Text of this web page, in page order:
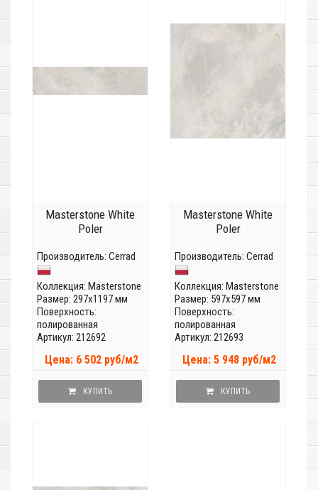
Masterstone White
Poler
Производитель: Cerrad
Коллекция: Masterstone
Размер: 297x1197 мм
Поверхность:
полированная
Артикул: 212692
Цена: 6 502 руб/м2
КУПИТЬ
Masterstone White
Poler
Производитель: Cerrad
Коллекция: Masterstone
Размер: 597x597 мм
Поверхность:
полированная
Артикул: 212693
Цена: 5 948 руб/м2
КУПИТЬ